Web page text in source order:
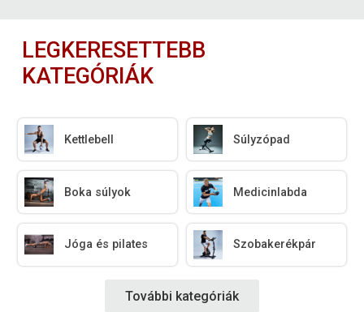
LEGKERESETTEBB
KATEGÓRIÁK
Kettlebell Súlyzópad
Boka súlyok Medicinlabda
Jóga és pilates Szobakerékpár
További kategóriák